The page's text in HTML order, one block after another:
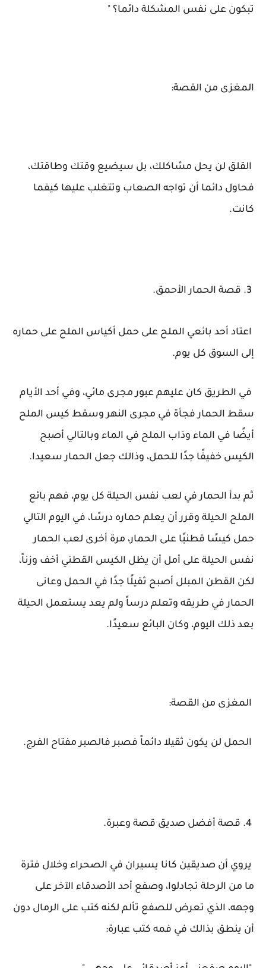
تبكون على نفس المشكلة دائما؟ "
المغزى من القصة:
القلق لن يحل مشاكلك، بل سيضيع وقتك وطاقتك،
فحاول دائما أن تواجه الصعاب وتتغلب عليها كيفما
كانت.
اعتاد أحد بائعي الملح على حمل أكياس الملح على حماره
إلى السوق كل يوم.
في الطريق كان عليهم عبور مجرى مائي، وفي أحد الأيام
سقط الحمار فجأة في مجرى النهر وسقط كيس الملح
أيضًا في الماء وذاب الملح في الماء وبالتالي أصبح
الكيس خفيفًا جدًا للحمل، وذالك جعل الحمار سعيدا.
ثم بدأ الحمار في لعب نفس الحيلة كل يوم، فهم بائع
الملح الحيلة وقرر أن يعلم حماره درسًا، في اليوم التالي
حمل كيسًا قطنيًا على الحمار، مرة أخرى لعب الحمار
نفس الحيلة على أمل أن يظل الكيس القطني أخف وزناً،
لكن القطن المبلل أصبح ثقيلًا جدًا في الحمل وعانى
الحمار في طريقه وتعلم درساً ولم يعد يستعمل الحيلة
بعد ذلك اليوم، وكان البائع سعيدًا.
المغزى من القصة:
الحمل لن يكون ثقيلا دائماً فصبر فالصبر مفتاح الفرج.
يروي أن صديقين كانا يسيران في الصحراء وخلال فترة
ما من الرحلة تجادلوا، وصفع أحد الأصدقاء الآخر على
وجهه، الذي تعرض للصفع تألم لكنه كتب على الرمال دون
أن ينطق بذالك في فمه كتب عبارة: